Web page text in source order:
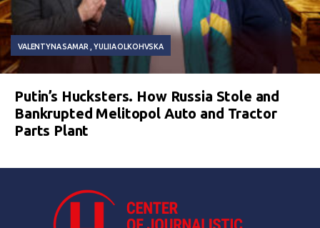
VALENTYNA SAMAR YULIIA OLKOHVSKA
Putin’s Hucksters. How Russia Stole and
Bankrupted Melitopol Auto and Tractor
Parts Plant